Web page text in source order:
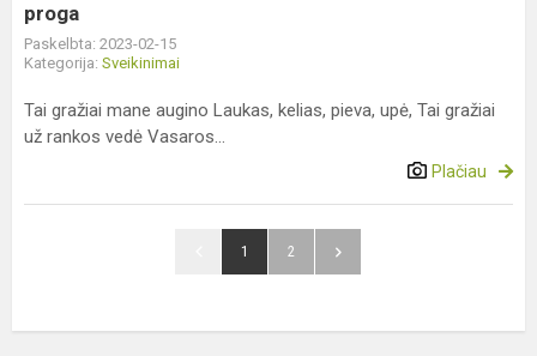
proga
Paskelbta: 2023-02-15
Kategorija: Sveikinimai
Tai gražiai mane augino Laukas, kelias, pieva, upė, Tai gražiai
už rankos vedė Vasaros...
Plačiau
1 2